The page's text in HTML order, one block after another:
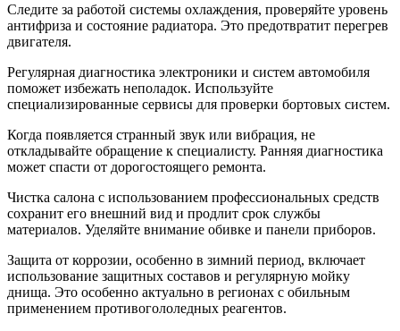
Следите за работой системы охлаждения, проверяйте уровень
антифриза и состояние радиатора. Это предотвратит перегрев
двигателя.
Регулярная диагностика электроники и систем автомобиля
поможет избежать неполадок. Используйте
специализированные сервисы для проверки бортовых систем.
Когда появляется странный звук или вибрация, не
откладывайте обращение к специалисту. Ранняя диагностика
может спасти от дорогостоящего ремонта.
Чистка салона с использованием профессиональных средств
сохранит его внешний вид и продлит срок службы
материалов. Уделяйте внимание обивке и панели приборов.
Защита от коррозии, особенно в зимний период, включает
использование защитных составов и регулярную мойку
днища. Это особенно актуально в регионах с обильным
применением противогололедных реагентов.